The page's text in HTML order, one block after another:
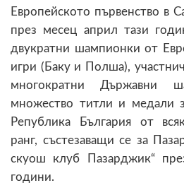
Европейското първенство в
през месец април тази
двукратни шампионки от
игри (Баку и Полша),
многократни Държавни
множество титли и медали
Република България от
ранг, състезаващи се за
скуош клуб Пазарджик“
години.